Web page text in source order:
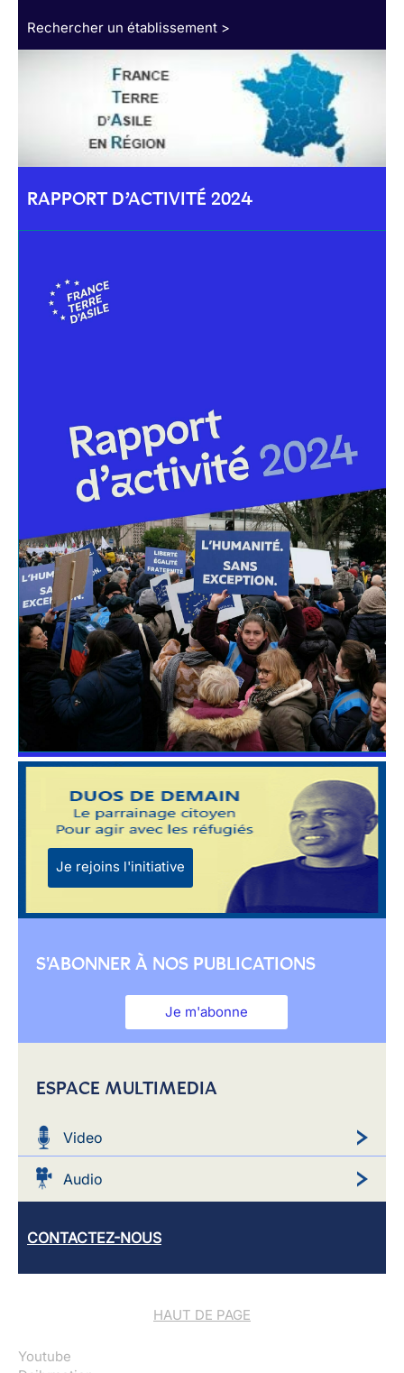
Rechercher un établissement >
RAPPORT D’ACTIVITÉ 2024
Je rejoins l'initiative
S'ABONNER À NOS PUBLICATIONS
Je m'abonne
ESPACE MULTIMEDIA
Video
Audio
CONTACTEZ-NOUS
HAUT DE PAGE
Youtube